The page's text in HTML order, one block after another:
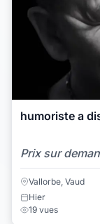
Prix sur
Vallorbe, Vaud
Hier
19 vues